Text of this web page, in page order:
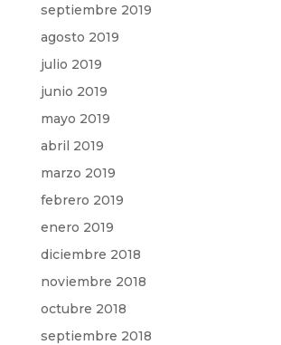
septiembre 2019
agosto 2019
julio 2019
junio 2019
mayo 2019
abril 2019
marzo 2019
febrero 2019
enero 2019
diciembre 2018
noviembre 2018
octubre 2018
septiembre 2018